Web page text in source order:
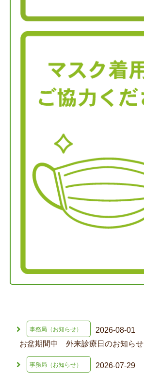
事務局（お知らせ）
2026-08-01
お盆期間中 外来診療日のお知らせ
事務局（お知らせ）
2026-07-29